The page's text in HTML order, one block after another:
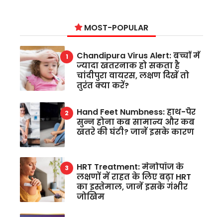
MOST-POPULAR
Chandipura Virus Alert: बच्चों में
ज्यादा खतरनाक हो सकता है
चांदीपुरा वायरस, लक्षण दिखें तो
तुरंत क्या करें?
Hand Feet Numbness: हाथ-पैर
सुन्न होना कब सामान्य और कब
खतरे की घंटी? जानें इसके कारण
HRT Treatment: मेनोपॉज के
लक्षणों में राहत के लिए बढ़ा HRT
का इस्तेमाल, जानें इसके गंभीर
जोखिम